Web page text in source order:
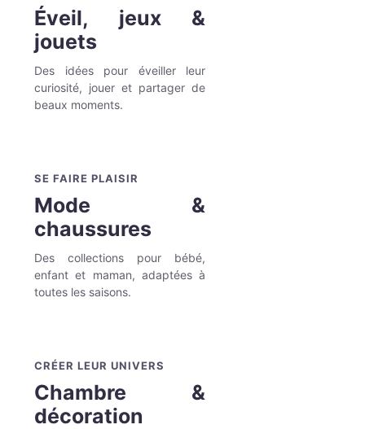
Éveil, jeux &
jouets
Des idées pour éveiller leur
curiosité, jouer et partager de
beaux moments.
SE FAIRE PLAISIR
Mode &
chaussures
Des collections pour bébé,
enfant et maman, adaptées à
toutes les saisons.
CRÉER LEUR UNIVERS
Chambre &
décoration